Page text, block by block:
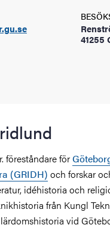
41255
föreståndare för
(GRIDH) och forskar
idéhistoria och
från Kungl
vid